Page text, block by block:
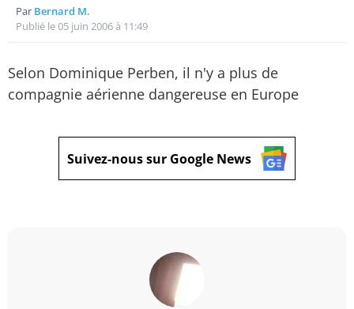
Par Bernard M.
Publié le 05 juin 2006 à 11:49
Selon Dominique Perben, il n'y a plus de
compagnie aérienne dangereuse en Europe
Suivez-nous sur Google News